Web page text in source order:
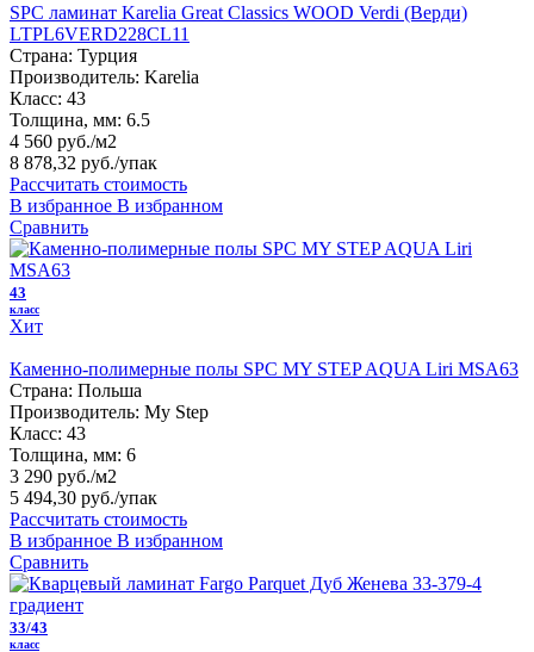
SPC ламинат Karelia Great Classics WOOD Verdi (Верди)
LTPL6VERD228CL11
Страна: Турция
Производитель: Karelia
Класс: 43
Толщина, мм: 6.5
4 560 руб./м2
8 878,32 руб./упак
Рассчитать стоимость
В избранное В избранном
Сравнить
43
класс
Хит
Каменно-полимерные полы SPC MY STEP AQUA Liri MSA63
Страна: Польша
Производитель: My Step
Класс: 43
Толщина, мм: 6
3 290 руб./м2
5 494,30 руб./упак
Рассчитать стоимость
В избранное В избранном
Сравнить
33/43
класс